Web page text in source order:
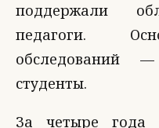
поддержали
педагоги.
обследований
студенты.
За четыре года